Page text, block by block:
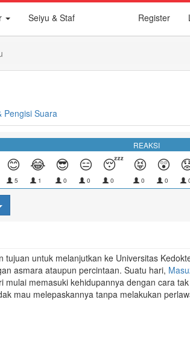
Register
Seiyu & Staf
Pengisi Suara
REAKSI
😊
5
😂
1
😎
0
😑
0
😴
0
😝
0
😲
0
untuk melanjutkan ke Universitas
asmara ataupun percintaan. Suatu hari,
mulai memasuki kehidupannya dengan cara
mau melepaskannya tanpa melakukan